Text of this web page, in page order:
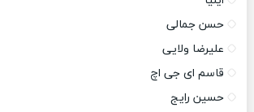
حسن جمالی
علیرضا ولایی
قاسم ای جی اچ
حسین رایج